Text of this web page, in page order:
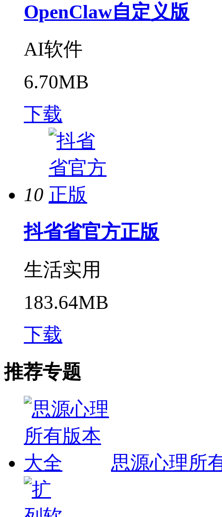
OpenClaw自定义版
AI软件
6.70MB
下载
10
抖省省官方正版
生活实用
183.64MB
下载
推荐专题
思源心理所